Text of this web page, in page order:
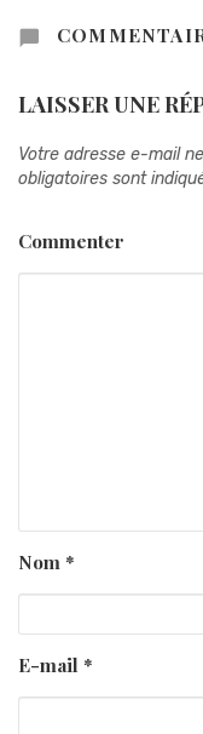
LAISSER UNE
Votre adresse e-mail
obligatoires sont
Commenter
Nom *
E-mail *